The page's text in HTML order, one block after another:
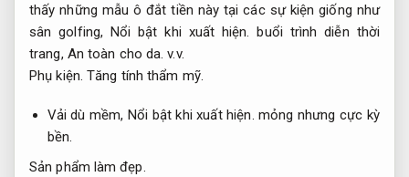
thấy những mẫu ô đắt tiền này tại các sự kiện giống như
sân golfing, Nổi bật khi xuất hiện. buổi trình diễn thời
trang, An toàn cho da. v.v.
Phụ kiện. Tăng tính thẩm mỹ.
Vải dù mềm, Nổi bật khi xuất hiện. mỏng nhưng cực kỳ
bền.
Sản phẩm làm đẹp.